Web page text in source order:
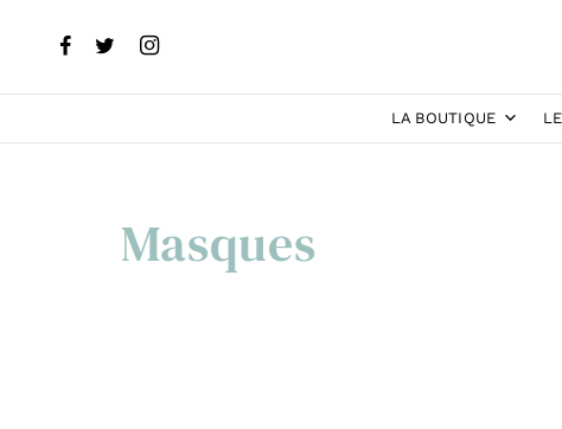
LA BOUTIQUE
Masques